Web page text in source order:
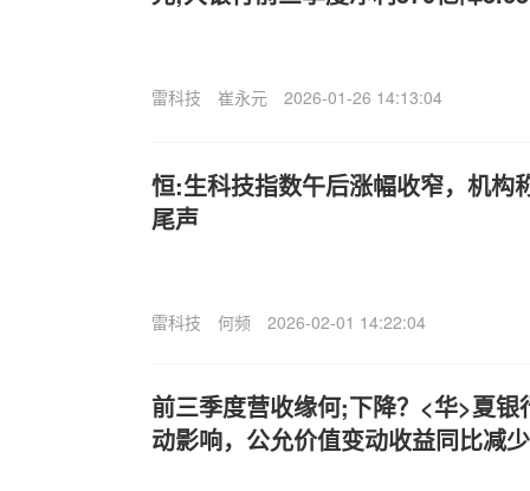
雷科技 崔永元 2026-01-26 14:13:04
恒:生科技指数午后涨幅收窄，机构
尾声
雷科技 何频 2026-02-01 14:22:04
前三季度营收缘何;下降？<华>夏
动影响，公允价值变动收益同比减少